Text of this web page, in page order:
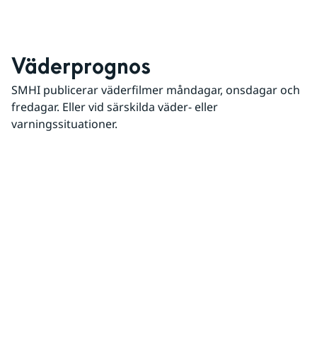
Väderprognos
SMHI publicerar väderfilmer måndagar, onsdagar och
fredagar. Eller vid särskilda väder- eller
varningssituationer.